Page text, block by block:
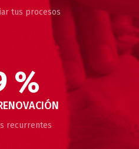
tus procesos
%
recurrentes